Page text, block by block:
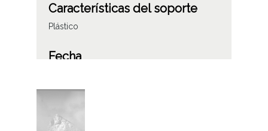
Características del soporte
Plástico
Fecha
Aquitania (Francia)